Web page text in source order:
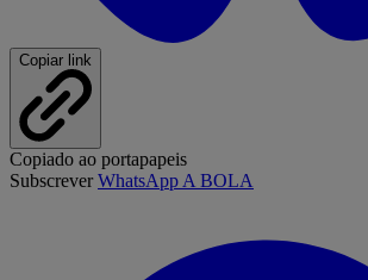
Copiar link
Copiado ao portapapeis
SubscreverWhatsApp A BOLA